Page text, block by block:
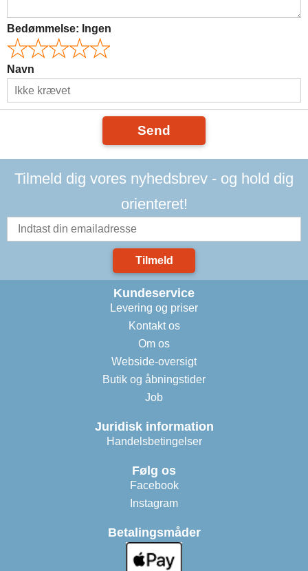
Bedømmelse: Ingen
Navn
Send
Tilmeld dig vores nyhedsbrev - og hold dig
orienteret!
Tilmeld
Kundeservice
Levering og priser
Kontakt os
Om os
Webside-oversigt
Butik og åbningstider
Job
Juridisk information
Handelsbetingelser
Følg os
Facebook
Instagram
Betalingsmåder